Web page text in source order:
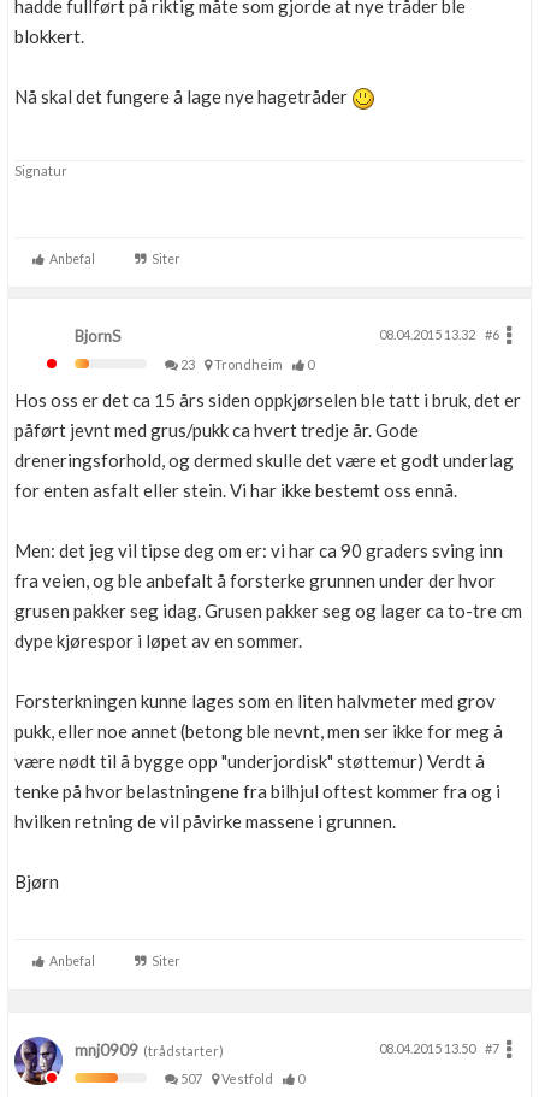
hadde fullført på riktig måte som gjorde at nye tråder ble
blokkert.
Nå skal det fungere å lage nye hagetråder
Signatur
Anbefal Siter
BjornS 08.04.2015 13.32
#6
23
Trondheim 0
Hos oss er det ca 15 års siden oppkjørselen ble tatt i bruk, det er
påført jevnt med grus/pukk ca hvert tredje år. Gode
dreneringsforhold, og dermed skulle det være et godt underlag
for enten asfalt eller stein. Vi har ikke bestemt oss ennå.
Men: det jeg vil tipse deg om er: vi har ca 90 graders sving inn
fra veien, og ble anbefalt å forsterke grunnen under der hvor
grusen pakker seg idag. Grusen pakker seg og lager ca to-tre cm
dype kjørespor i løpet av en sommer.
Forsterkningen kunne lages som en liten halvmeter med grov
pukk, eller noe annet (betong ble nevnt, men ser ikke for meg å
være nødt til å bygge opp "underjordisk" støttemur) Verdt å
tenke på hvor belastningene fra bilhjul oftest kommer fra og i
hvilken retning de vil påvirke massene i grunnen.
Bjørn
Anbefal Siter
mnj0909 (trådstarter) 08.04.2015 13.50
#7
507
Vestfold 0